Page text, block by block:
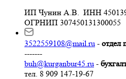
ИП Чунин А.В. ИНН
ОГРНИП 307450131300055
3522559108@mail.ru - отдел
-------
buh@kurganbur45.ru -
тел. 8 909 147-19-67